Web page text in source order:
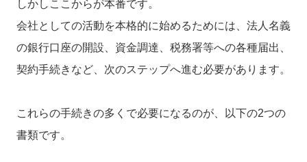
しかしここからが本番です。
会社としての活動を本格的に始めるためには、法人名義
の銀行口座の開設、資金調達、税務署等への各種届出、
契約手続きなど、次のステップへ進む必要があります。
これらの手続きの多くで必要になるのが、以下の2つの
書類です。